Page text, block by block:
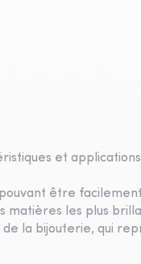
et
être
matières les plus
la bijouterie, qui